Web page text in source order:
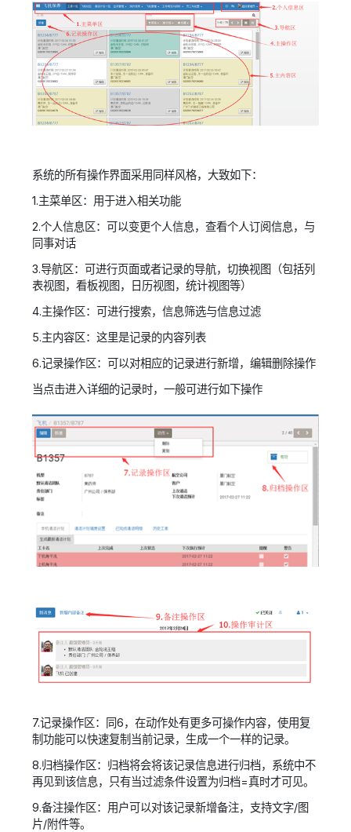
系统的所有操作界面采用同样风格，大致如下：
1.主菜单区：用于进入相关功能
2.个人信息区：可以变更个人信息，查看个人订阅信息，与
同事对话
3.导航区：可进行页面或者记录的导航，切换视图（包括列
表视图，看板视图，日历视图，统计视图等）
4.主操作区：可进行搜索，信息筛选与信息过滤
5.主内容区：这里是记录的内容列表
6.记录操作区：可以对相应的记录进行新增，编辑删除操作
当点击进入详细的记录时，一般可进行如下操作
7.记录操作区：同6，在动作处有更多可操作内容，使用复
制功能可以快速复制当前记录，生成一个一样的记录。
8.归档操作区：归档将会将该记录信息进行归档，系统中不
再见到该信息，只有当过滤条件设置为归档=真时才可见。
9.备注操作区：用户可以对该记录新增备注，支持文字/图
片/附件等。